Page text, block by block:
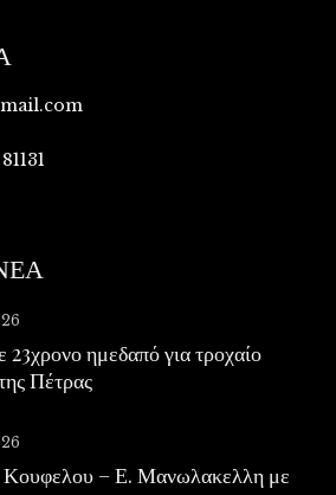
23χρονο ημεδαπό για τροχαίο
Πέτρας
– Ε. Μανωλακελλη με